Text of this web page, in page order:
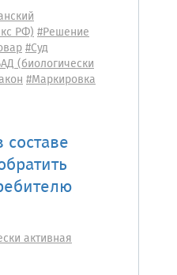
РФ)#Решение
#Суд
(биологически
#Маркировка
активная